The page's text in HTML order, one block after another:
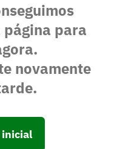
para
novamente
inicial